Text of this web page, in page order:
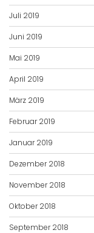
Juli 2019
Juni 2019
Mai 2019
April 2019
März 2019
Februar 2019
Januar 2019
Dezember 2018
November 2018
Oktober 2018
September 2018